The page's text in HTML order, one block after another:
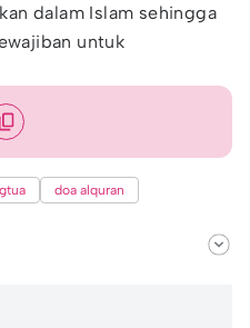
dalam Islam sehingga
untuk
doa alquran